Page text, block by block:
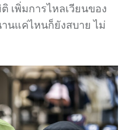
เพิ่มการไหลเวียนของ
นแค่ไหนก็ยังสบาย ไม่